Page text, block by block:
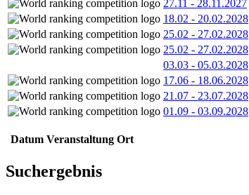
27.11 - 28.11.2027
18.02 - 20.02.2028
25.02 - 27.02.2028
25.02 - 27.02.2028
03.03 - 05.03.2028
17.06 - 18.06.2028
21.07 - 23.07.2028
01.09 - 03.09.2028
Datum Veranstaltung Ort
Suchergebnis